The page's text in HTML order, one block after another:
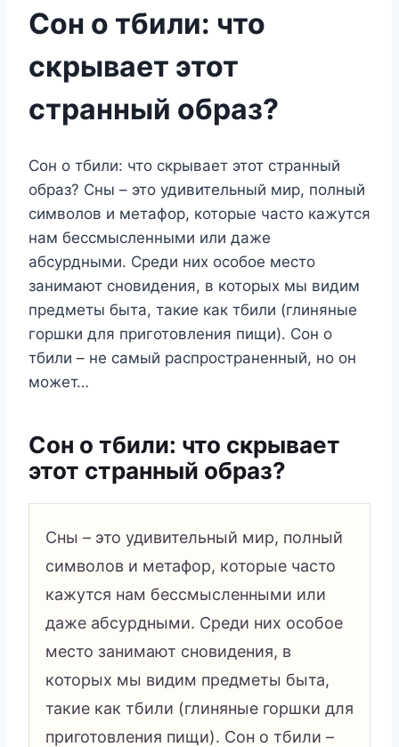
Сон о тбили: что
скрывает этот
странный образ?
Сон о тбили: что скрывает этот странный
образ? Сны – это удивительный мир, полный
символов и метафор, которые часто кажутся
нам бессмысленными или даже
абсурдными. Среди них особое место
занимают сновидения, в которых мы видим
предметы быта, такие как тбили (глиняные
горшки для приготовления пищи). Сон о
тбили – не самый распространенный, но он
может…
Сон о тбили: что скрывает
этот странный образ?
Сны – это удивительный мир, полный
символов и метафор, которые часто
кажутся нам бессмысленными или
даже абсурдными. Среди них особое
место занимают сновидения, в
которых мы видим предметы быта,
такие как тбили (глиняные горшки для
приготовления пищи). Сон о тбили –